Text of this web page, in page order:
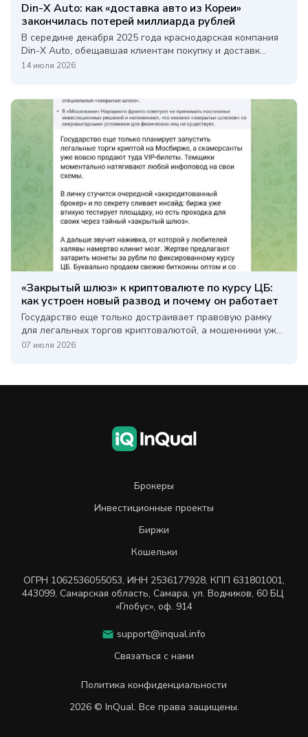
Din-X Auto: как «доставка авто из Кореи»
закончилась потерей миллиарда рублей
В середине декабря 2025 года краснодарская компания
Din-X Auto, обещавшая клиентам покупку и доставк...
14 июля 2026
«Закрытый шлюз» к криптовалюте по курсу ЦБ:
как устроен новый развод и почему он работает
Государство еще только достраивает правовую рамку
для легальных торгов криптовалютой, а мошенники уж...
07 июля 2026
Брокеры
Инвестиционные проекты
Биржи
Кошельки
ОГРН 1062536055053, ИНН 2536177928, КПП 631801001,
443099, Самарская область, Самара, ул. Водников, 60 БЦ
«Глобус», оф. 914
support@inqual.info
Связаться с нами
Политика конфиденциальности
2026 © InQual. Все права защищены.